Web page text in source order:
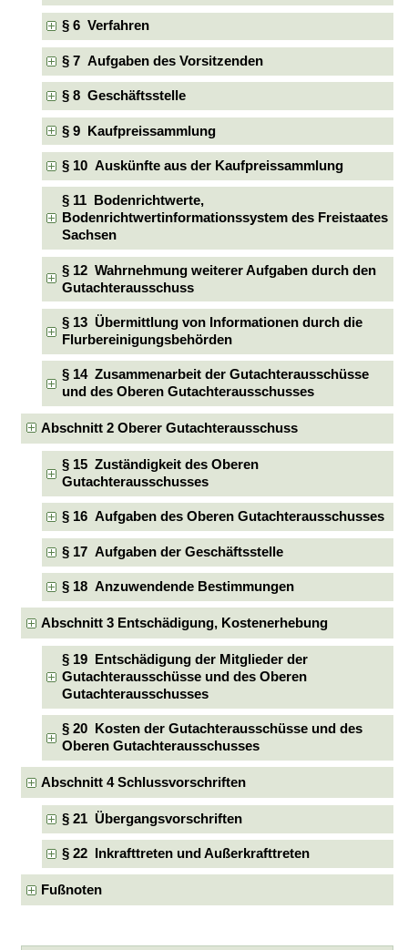
§ 6 Verfahren
§ 7 Aufgaben des Vorsitzenden
§ 8 Geschäftsstelle
§ 9 Kaufpreissammlung
§ 10 Auskünfte aus der Kaufpreissammlung
§ 11 Bodenrichtwerte,
Bodenrichtwertinformationssystem des Freistaates
Sachsen
§ 12 Wahrnehmung weiterer Aufgaben durch den
Gutachterausschuss
§ 13 Übermittlung von Informationen durch die
Flurbereinigungsbehörden
§ 14 Zusammenarbeit der Gutachterausschüsse
und des Oberen Gutachterausschusses
Abschnitt 2 Oberer Gutachterausschuss
§ 15 Zuständigkeit des Oberen
Gutachterausschusses
§ 16 Aufgaben des Oberen Gutachterausschusses
§ 17 Aufgaben der Geschäftsstelle
§ 18 Anzuwendende Bestimmungen
Abschnitt 3 Entschädigung, Kostenerhebung
§ 19 Entschädigung der Mitglieder der
Gutachterausschüsse und des Oberen
Gutachterausschusses
§ 20 Kosten der Gutachterausschüsse und des
Oberen Gutachterausschusses
Abschnitt 4 Schlussvorschriften
§ 21 Übergangsvorschriften
§ 22 Inkrafttreten und Außerkrafttreten
Fußnoten